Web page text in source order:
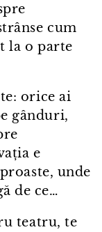
cum
la o parte
orice ai
gânduri,
e
unde
de ce…
teatru, te